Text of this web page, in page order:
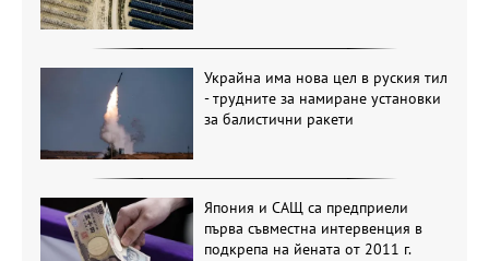
Украйна има нова цел в руския тил
- трудните за намиране установки
за балистични ракети
Япония и САЩ са предприели
първа съвместна интервенция в
подкрепа на йената от 2011 г.